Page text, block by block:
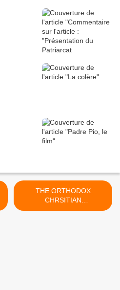
THE ORTHODOX
CHRSITIAN
ARCHDIOCESE OF